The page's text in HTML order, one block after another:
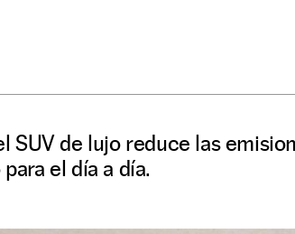
SUV de lujo reduce las
el día a día.